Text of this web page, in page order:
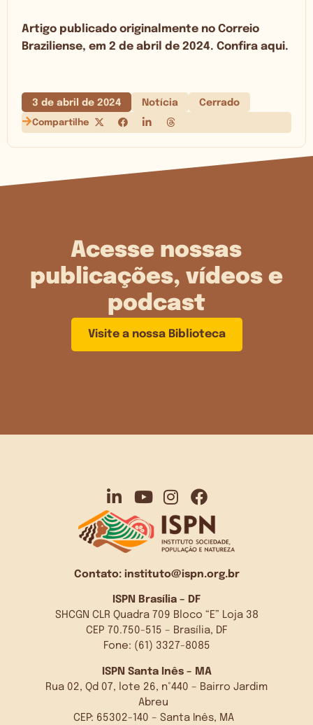
Artigo publicado originalmente no Correio
Braziliense, em 2 de abril de 2024. Confira aqui.
3 de abril de 2024 Notícia Cerrado
Compartilhe
Acesse nossas
publicações, vídeos e
podcast
Visite a nossa Biblioteca
Contato: instituto@ispn.org.br
ISPN Brasília – DF
SHCGN CLR Quadra 709 Bloco “E” Loja 38
CEP 70.750-515 – Brasília, DF
Fone: (61) 3327-8085
ISPN Santa Inês – MA
Rua 02, Qd 07, lote 26, n°440 – Bairro Jardim
Abreu
CEP: 65302-140 – Santa Inês, MA